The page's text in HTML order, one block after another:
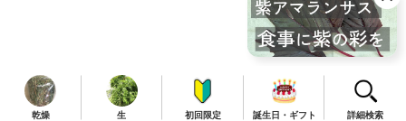
乾燥 生 初回限定 誕生日・ギフト 詳細検索